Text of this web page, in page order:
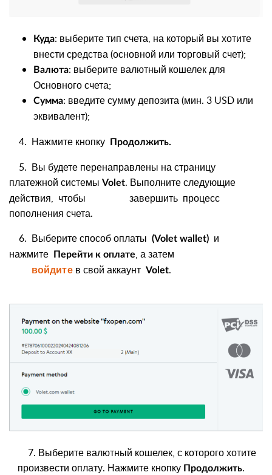
Куда: выберите тип счета, на который вы хотите
внести средства (основной или торговый счет);
Валюта: выберите валютный кошелек для
Основного счета;
Сумма: введите сумму депозита (мин. 3 USD или
эквивалент);
4. Нажмите кнопку
Продолжить.
5. Вы будете перенаправлены на страницу
платежной системы Volet. Выполните следующие
действия, чтобы завершить процесс
пополнения счета.
6. Выберите способ оплаты (Volet wallet) и
нажмите
Перейти к оплате, а затем
войдитев свой аккаунт Volet.
7. Выберите валютный кошелек, с которого хотите
произвести оплату. Нажмите кнопку Продолжить.